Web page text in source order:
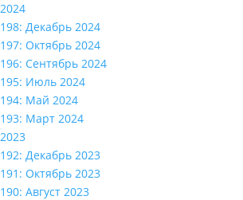
2024
198: Декабрь 2024
197: Октябрь 2024
196: Сентябрь 2024
195: Июль 2024
194: Май 2024
193: Март 2024
2023
192: Декабрь 2023
191: Октябрь 2023
190: Август 2023